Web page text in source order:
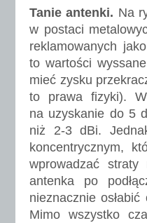
Tanie antenki. Na
w postaci
reklamowanych
to wartości
mieć zysku
to prawa fizyki).
na uzyskanie do 5
niż 2-3 dBi.
koncentrycznym,
wprowadzać
antenka po
nieznacznie
Mimo wszystko